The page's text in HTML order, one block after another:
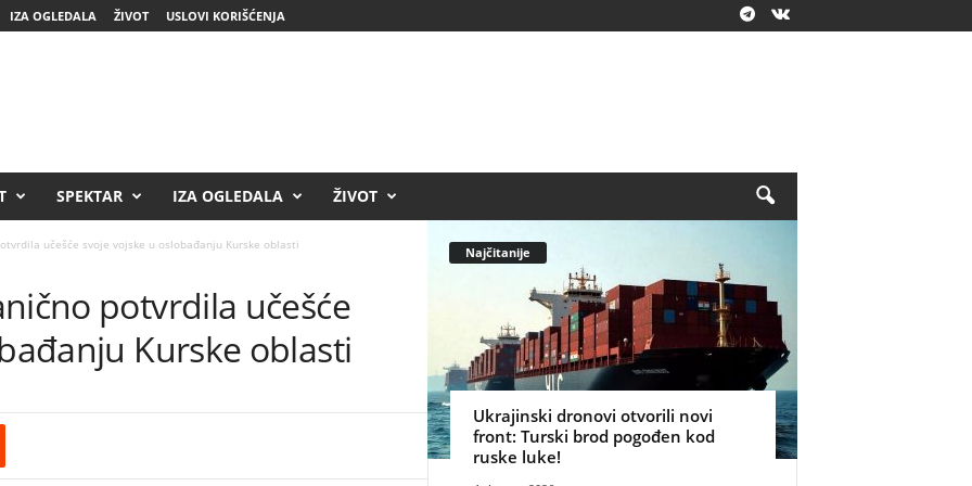
IZA OGLEDALA ŽIVOT USLOVI KORIŠĆENJA
SPEKTAR IZA OGLEDALA ŽIVOT
učešće svoje vojske u oslobađanju Kurske oblasti
potvrdila učešće
Kurske oblasti
Najčitanije
Ukrajinski dronovi otvorili novi
front: Turski brod pogođen kod
ruske luke!